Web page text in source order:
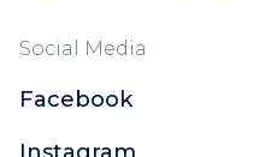
Social Media
Facebook